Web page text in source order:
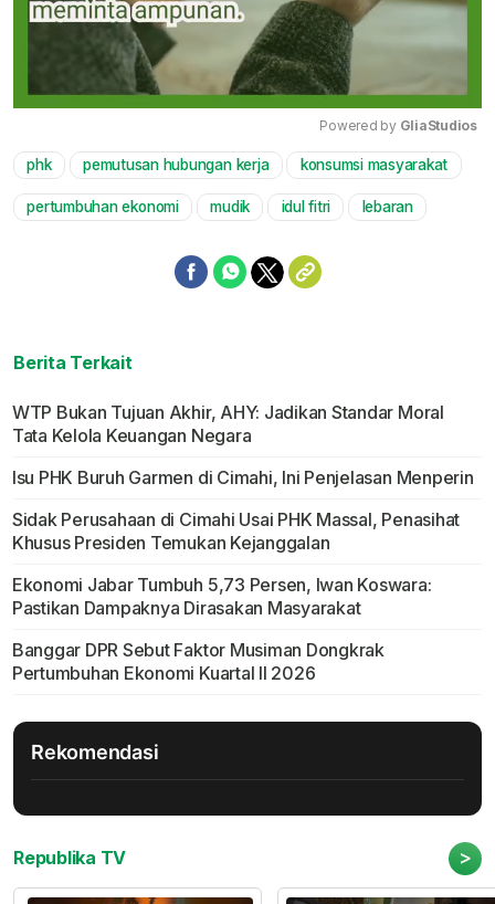
Mute
Powered by GliaStudios
phk pemutusan hubungan kerja konsumsi masyarakat
pertumbuhan ekonomi mudik idul fitri lebaran
Berita Terkait
WTP Bukan Tujuan Akhir, AHY: Jadikan Standar Moral
Tata Kelola Keuangan Negara
Isu PHK Buruh Garmen di Cimahi, Ini Penjelasan Menperin
Sidak Perusahaan di Cimahi Usai PHK Massal, Penasihat
Khusus Presiden Temukan Kejanggalan
Ekonomi Jabar Tumbuh 5,73 Persen, Iwan Koswara:
Pastikan Dampaknya Dirasakan Masyarakat
Banggar DPR Sebut Faktor Musiman Dongkrak
Pertumbuhan Ekonomi Kuartal II 2026
Rekomendasi
Republika TV >